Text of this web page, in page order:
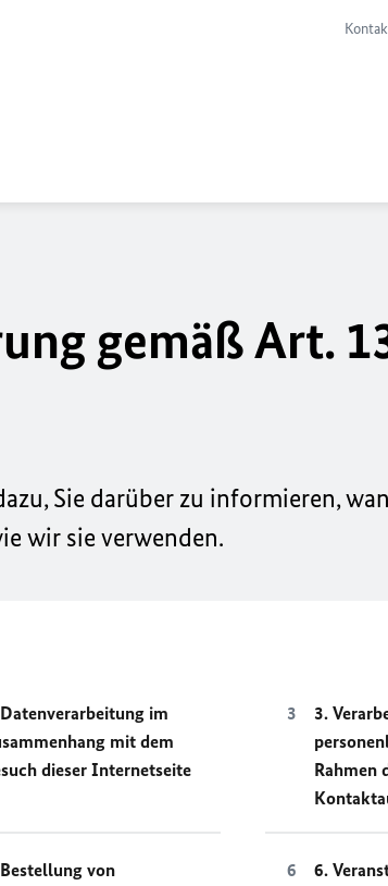
gemäß Art.
Sie darüber zu informieren,
wir sie verwenden.
im
mit dem
dieser Internetseite
3.
Rahmen
von
6.